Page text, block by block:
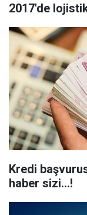
2017'de
Kredi
haber sizi...!